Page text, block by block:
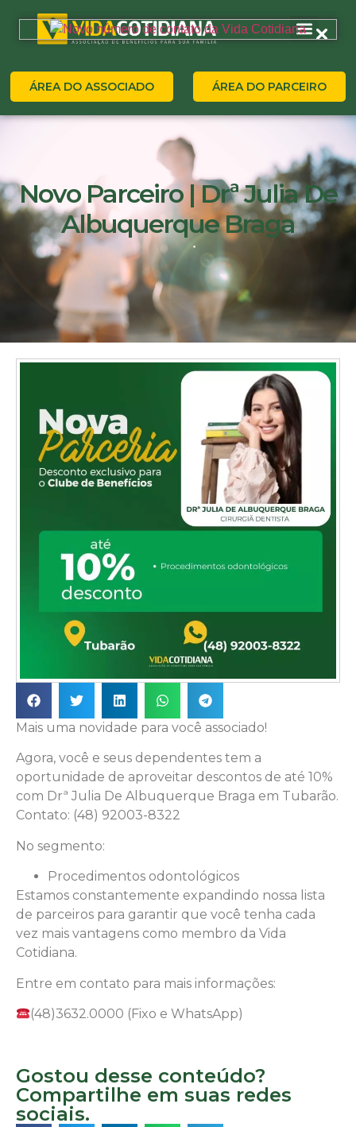
ÁREA DO ASSOCIADO ÁREA DO PARCEIRO
Novo Parceiro | Drª Julia De
Albuquerque Braga
Mais uma novidade para você associado!
Agora, você e seus dependentes tem a
oportunidade de aproveitar descontos de até 10%
com Drª Julia De Albuquerque Braga em Tubarão.
Contato: (48) 92003-8322
No segmento:
Procedimentos odontológicos
Estamos constantemente expandindo nossa lista
de parceiros para garantir que você tenha cada
vez mais vantagens como membro da Vida
Cotidiana.
Entre em contato para mais informações:
(48)3632.0000 (Fixo e WhatsApp)
Gostou desse conteúdo?
Compartilhe em suas redes
sociais.